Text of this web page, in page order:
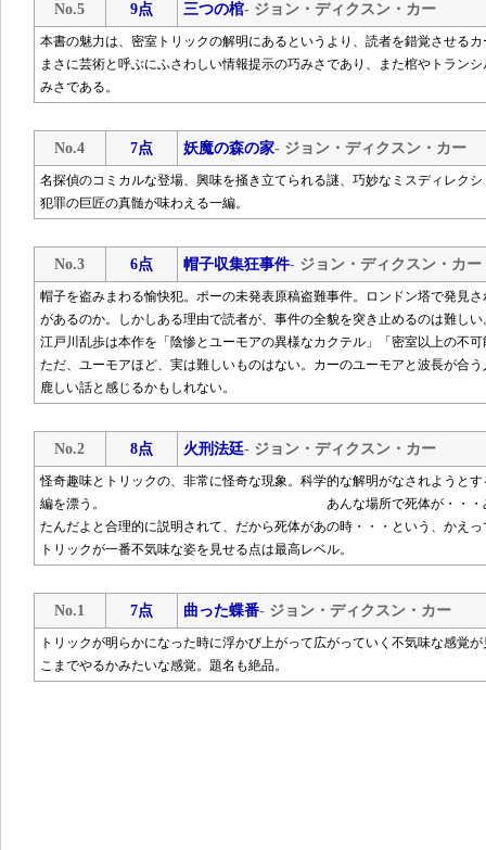
No.5 9点 三つの棺- ジョン・ディクスン・カー
本書の魅力は、密室トリックの解明にあるというより、読者を錯覚させる
まさに芸術と呼ぶにふさわしい情報提示の巧みさであり、また棺やトラン
みさである。
No.4 7点 妖魔の森の家- ジョン・ディクスン・カー
名探偵のコミカルな登場、興味を掻き立てられる謎、巧妙なミスディレク
犯罪の巨匠の真髄が味わえる一編。
No.3 6点 帽子収集狂事件- ジョン・ディクスン・カー
帽子を盗みまわる愉快犯。ポーの未発表原稿盗難事件。ロンドン塔で発見
があるのか。しかしある理由で読者が、事件の全貌を突き止めるのは難しい
江戸川乱歩は本作を「陰惨とユーモアの異様なカクテル」「密室以上の不
ただ、ユーモアほど、実は難しいものはない。カーのユーモアと波長が合
鹿しい話と感じるかもしれない。
No.2 8点 火刑法廷- ジョン・ディクスン・カー
怪奇趣味とトリックの、非常に怪奇な現象。科学的な解明がなされようと
編を漂う。 あんな場所で死体が・・・みたいな不
たんだよと合理的に説明されて、だから死体があの時・・・という、かえ
トリックが一番不気味な姿を見せる点は最高レベル。
No.1 7点 曲った蝶番- ジョン・ディクスン・カー
トリックが明らかになった時に浮かび上がって広がっていく不気味な感覚
こまでやるかみたいな感覚。題名も絶品。